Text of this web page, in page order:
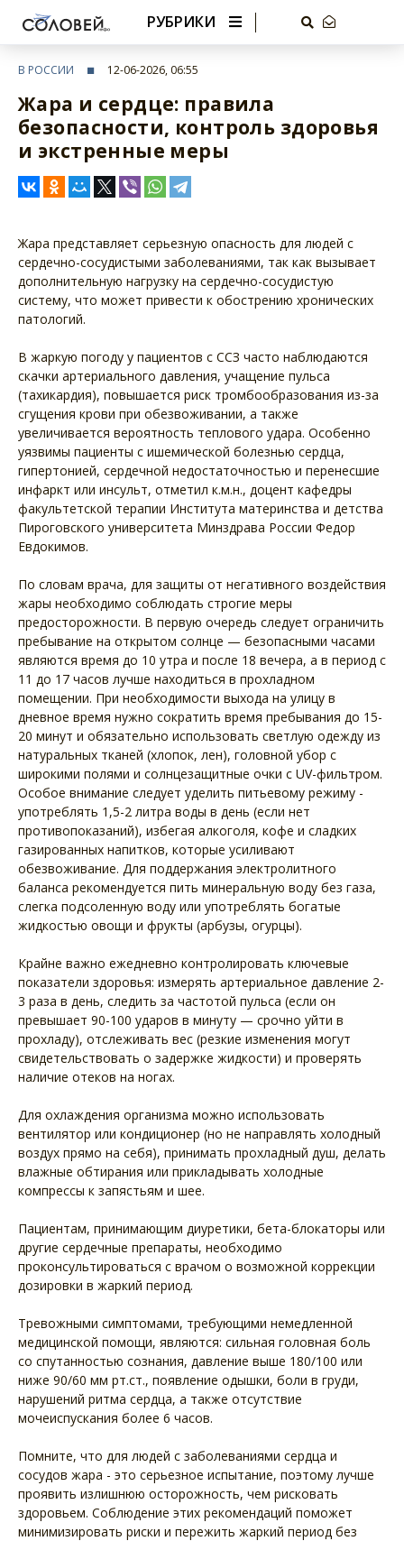
РУБРИКИ
В РОССИИ 12-06-2026, 06:55
Жара и сердце: правила
безопасности, контроль здоровья
и экстренные меры
Жара представляет серьезную опасность для людей с
сердечно-сосудистыми заболеваниями, так как вызывает
дополнительную нагрузку на сердечно-сосудистую
систему, что может привести к обострению хронических
патологий.
В жаркую погоду у пациентов с ССЗ часто наблюдаются
скачки артериального давления, учащение пульса
(тахикардия), повышается риск тромбообразования из-за
сгущения крови при обезвоживании, а также
увеличивается вероятность теплового удара. Особенно
уязвимы пациенты с ишемической болезнью сердца,
гипертонией, сердечной недостаточностью и перенесшие
инфаркт или инсульт, отметил к.м.н., доцент кафедры
факультетской терапии Института материнства и детства
Пироговского университета Минздрава России Федор
Евдокимов.
По словам врача, для защиты от негативного воздействия
жары необходимо соблюдать строгие меры
предосторожности. В первую очередь следует ограничить
пребывание на открытом солнце — безопасными часами
являются время до 10 утра и после 18 вечера, а в период с
11 до 17 часов лучше находиться в прохладном
помещении. При необходимости выхода на улицу в
дневное время нужно сократить время пребывания до 15-
20 минут и обязательно использовать светлую одежду из
натуральных тканей (хлопок, лен), головной убор с
широкими полями и солнцезащитные очки с UV-фильтром.
Особое внимание следует уделить питьевому режиму -
употреблять 1,5-2 литра воды в день (если нет
противопоказаний), избегая алкоголя, кофе и сладких
газированных напитков, которые усиливают
обезвоживание. Для поддержания электролитного
баланса рекомендуется пить минеральную воду без газа,
слегка подсоленную воду или употреблять богатые
жидкостью овощи и фрукты (арбузы, огурцы).
Крайне важно ежедневно контролировать ключевые
показатели здоровья: измерять артериальное давление 2-
3 раза в день, следить за частотой пульса (если он
превышает 90-100 ударов в минуту — срочно уйти в
прохладу), отслеживать вес (резкие изменения могут
свидетельствовать о задержке жидкости) и проверять
наличие отеков на ногах.
Для охлаждения организма можно использовать
вентилятор или кондиционер (но не направлять холодный
воздух прямо на себя), принимать прохладный душ, делать
влажные обтирания или прикладывать холодные
компрессы к запястьям и шее.
Пациентам, принимающим диуретики, бета-блокаторы или
другие сердечные препараты, необходимо
проконсультироваться с врачом о возможной коррекции
дозировки в жаркий период.
Тревожными симптомами, требующими немедленной
медицинской помощи, являются: сильная головная боль
со спутанностью сознания, давление выше 180/100 или
ниже 90/60 мм рт.ст., появление одышки, боли в груди,
нарушений ритма сердца, а также отсутствие
мочеиспускания более 6 часов.
Помните, что для людей с заболеваниями сердца и
сосудов жара - это серьезное испытание, поэтому лучше
проявить излишнюю осторожность, чем рисковать
здоровьем. Соблюдение этих рекомендаций поможет
минимизировать риски и пережить жаркий период без